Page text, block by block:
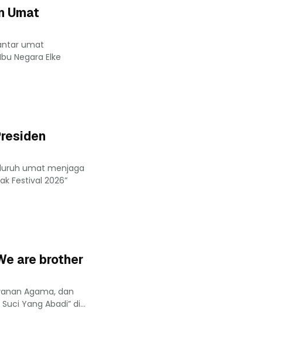
Umat
umat
Negara Elke
umat menjaga
Festival 2026”
are brother
Agama, dan
Yang Abadi” di...